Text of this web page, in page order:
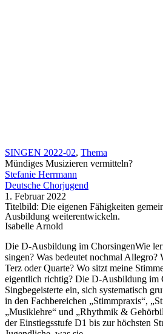
SINGEN 2022-02, Thema
Mündiges Musizieren vermitteln?
Stefanie Herrmann
Deutsche Chorjugend
1. Februar 2022
Titelbild: Die eigenen Fähigkeiten
Ausbildung weiterentwickeln.
Isabelle Arnold
Die D-Ausbildung im ChorsingenWie
singen? Was bedeutet nochmal Allegro?
Terz oder Quarte? Wo sitzt meine
eigentlich richtig? Die D-Ausbildung im
Singbegeisterte ein, sich systematisch
in den Fachbereichen „Stimmpraxis“,
„Musiklehre“ und „Rhythmik &
der Einstiegsstufe D1 bis zur höchsten